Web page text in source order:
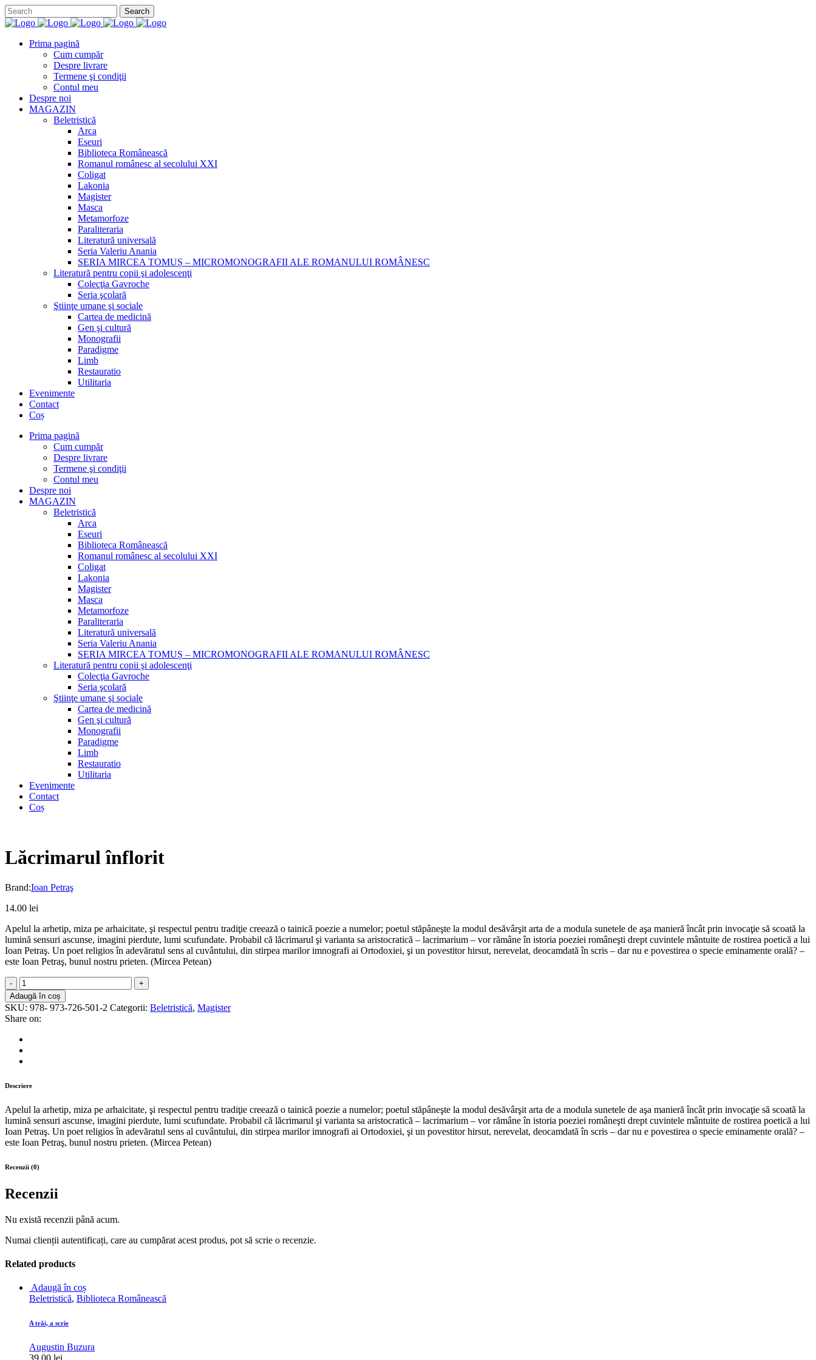
Prima pagină
Cum cumpăr
Despre livrare
Termene şi condiţii
Contul meu
Despre noi
MAGAZIN
Beletristică
Arca
Eseuri
Biblioteca Românească
Romanul românesc al secolului XXI
Coligat
Lakonia
Magister
Masca
Metamorfoze
Paraliteraria
Literatură universală
Seria Valeriu Anania
SERIA MIRCEA TOMUȘ – MICROMONOGRAFII ALE ROMANULUI ROMÂNESC
Literatură pentru copii şi adolescenţi
Colecţia Gavroche
Seria şcolară
Ştiinţe umane şi sociale
Cartea de medicină
Gen şi cultură
Monografii
Paradigme
Limb
Restauratio
Utilitaria
Evenimente
Contact
Coș
Prima pagină
Cum cumpăr
Despre livrare
Termene şi condiţii
Contul meu
Despre noi
MAGAZIN
Beletristică
Arca
Eseuri
Biblioteca Românească
Romanul românesc al secolului XXI
Coligat
Lakonia
Magister
Masca
Metamorfoze
Paraliteraria
Literatură universală
Seria Valeriu Anania
SERIA MIRCEA TOMUȘ – MICROMONOGRAFII ALE ROMANULUI ROMÂNESC
Literatură pentru copii şi adolescenţi
Colecţia Gavroche
Seria şcolară
Ştiinţe umane şi sociale
Cartea de medicină
Gen şi cultură
Monografii
Paradigme
Limb
Restauratio
Utilitaria
Evenimente
Contact
Coș
Lăcrimarul înflorit
Brand:Ioan Petraş
14.00 lei
Apelul la arhetip, miza pe arhaicitate, şi respectul pentru tradiţie creează o tainică poezie a numelor; poetul stăpâneşte la modul desăvârşit arta de a modula sunetele de aşa manieră încât prin invocaţie să scoată la
lumină sensuri ascunse, imagini pierdute, lumi scufundate. Probabil că lăcrimarul şi varianta sa aristocratică – lacrimarium – vor rămâne în istoria poeziei româneşti drept cuvintele mântuite de rostirea poetică a lui
Ioan Petraş. Un poet religios în adevăratul sens al cuvântului, din stirpea marilor imnografi ai Ortodoxiei, şi un povestitor hirsut, nerevelat, deocamdată în scris – dar nu e povestirea o specie eminamente orală? –
este Ioan Petraş, bunul nostru prieten. (Mircea Petean)
Lăcrimarul
înflorit
quantity
Adaugă în coș
SKU: 978- 973-726-501-2 Categorii: Beletristică, Magister
Share on:
Descriere
Apelul la arhetip, miza pe arhaicitate, şi respectul pentru tradiţie creează o tainică poezie a numelor; poetul stăpâneşte la modul desăvârşit arta de a modula sunetele de aşa manieră încât prin invocaţie să scoată la
lumină sensuri ascunse, imagini pierdute, lumi scufundate. Probabil că lăcrimarul şi varianta sa aristocratică – lacrimarium – vor rămâne în istoria poeziei româneşti drept cuvintele mântuite de rostirea poetică a lui
Ioan Petraş. Un poet religios în adevăratul sens al cuvântului, din stirpea marilor imnografi ai Ortodoxiei, şi un povestitor hirsut, nerevelat, deocamdată în scris – dar nu e povestirea o specie eminamente orală? –
este Ioan Petraş, bunul nostru prieten. (Mircea Petean)
Recenzii (0)
Recenzii
Nu există recenzii până acum.
Numai clienții autentificați, care au cumpărat acest produs, pot să scrie o recenzie.
Related products
Adaugă în coș
Beletristică, Biblioteca Românească
A trăi, a scrie
Augustin Buzura